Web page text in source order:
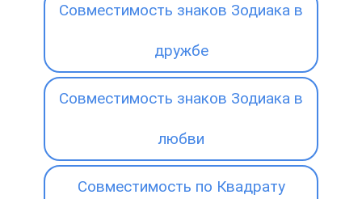
Совместимость знаков Зодиака в
дружбе
Совместимость знаков Зодиака в
любви
Совместимость по Квадрату